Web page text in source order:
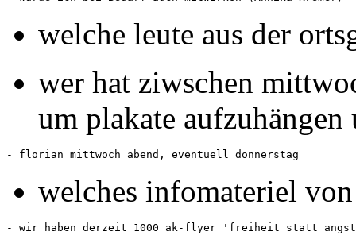
welche leute aus der
wer hat ziwschen
um plakate
welches infomateriel